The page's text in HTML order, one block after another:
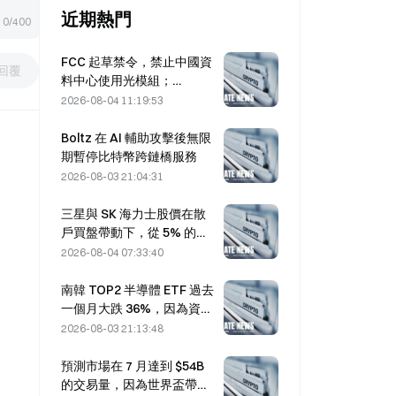
0/400
覆
近期熱門
FCC 起草禁令，禁止中國資
料中心使用光模組；
Xinyuan 的 27% 市占率可能
2026-08-04 11:19:53
Boltz 在 AI 輔助攻擊後無限
期暫停比特幣跨鏈橋服務
2026-08-03 21:04:31
三星與 SK 海力士股價在散
戶買盤帶動下，從 5% 的跌
幅中回升
2026-08-04 07:33:40
南韓 TOP2 半導體 ETF 過去
一個月大跌 36%，因為資金
流入與流出出現逆轉
2026-08-03 21:13:48
預測市場在 7 月達到 $54B
的交易量，因為世界盃帶動